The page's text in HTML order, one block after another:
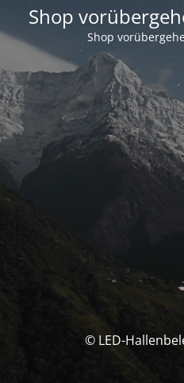
Shop
Shop
© LED-